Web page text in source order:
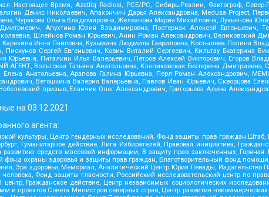
Настоящее Время, Azatliq Radiosi, PCE/PC, Сибирь.Реалии, Фактограф,
Денис Николаевич, Апахончич Дарья Александровна, Medusa Project,
Чуракова Ольга Владимировна, Железнова Мария Михайловна, Лукьянова
Апухтина Юлия Владимировна, Постернак Алексей
Шлейнов Роман Юрьевич, Анин Роман Александрович, Великовский
Карезина Инна Павловна, Кузьмина Людмила Гавриловна, Костылева Полина
Сергей Евгеньевич, Ковин Виталий Сергеевич, Кильтау Екатерина
Юрьевна, Пигалкин Илья Валерьевич, Петров Алексей Викторович, Егоров
Вольтская Татьяна Анатольевна, Клепиковская Екатерина
Елена Анатольевна, Арапова Галина Юрьевна, Перл Роман Александрович,
Ветошкина Валерия Валерьевна, Павлов Иван Юрьевич, Скворцова
призыв, Еланчик Олег Александрович, Григорьева Алина
на 03.12.2021
агента:
культуры, Центр гендерных исследований, Фонд защиты прав граждан
Гуманитарное действие, Лига Избирателей, Правовая инициатива,
средств массовой информации, В защиту прав заключенных,
охраны здоровья и защиты прав граждан, Благотворительный фонд
Эра здоровья, Мемориал, Аналитический Центр Юрия Левады,
Фонд защиты гласности, Российский исследовательский центр по
центр, Гражданское действие, Центр независимых социологических
и проектов Совета Министров северных стран, Центр развития